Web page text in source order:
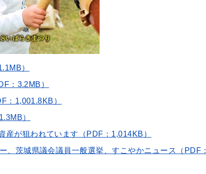
）
：3.2MB）
：1,001.8KB）
）
産が狙われています（PDF：1,014KB）
、茨城県議会議員一般選挙、すこやかニュース（PDF：